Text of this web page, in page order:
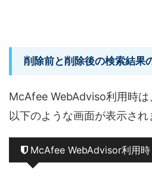
削除前と削除後の検索結果
McAfee WebAdviso利用時は
以下のような画面が表示され
McAfee WebAdvisor利用時